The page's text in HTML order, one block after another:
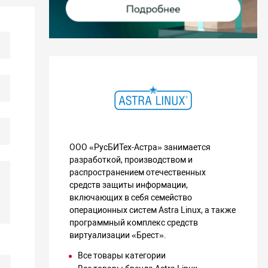
ООО «РусБИТех-Астра» занимается
разработкой, производством и
распространением отечественных
средств защиты информации,
включающих в себя семейство
операционных систем Astra Linux, а также
программный комплекс средств
виртуализации «Брест».
Все товары категории